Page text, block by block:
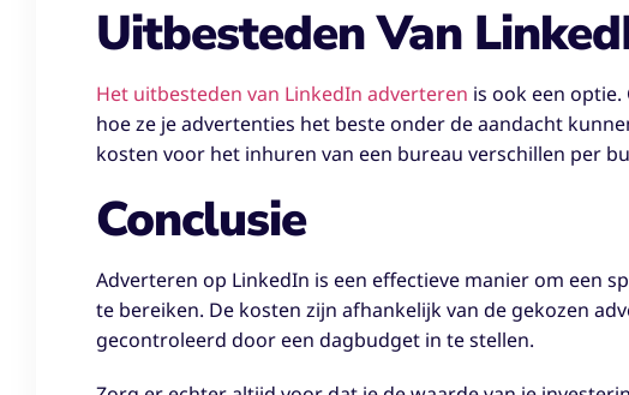
Uitbesteden Van
Het uitbesteden van LinkedIn adverteren is ook een
hoe ze je advertenties het beste onder de aandacht
kosten voor het inhuren van een bureau verschillen per
Conclusie
Adverteren op LinkedIn is een effectieve manier om een
te bereiken. De kosten zijn afhankelijk van de gekozen
gecontroleerd door een dagbudget in te stellen.